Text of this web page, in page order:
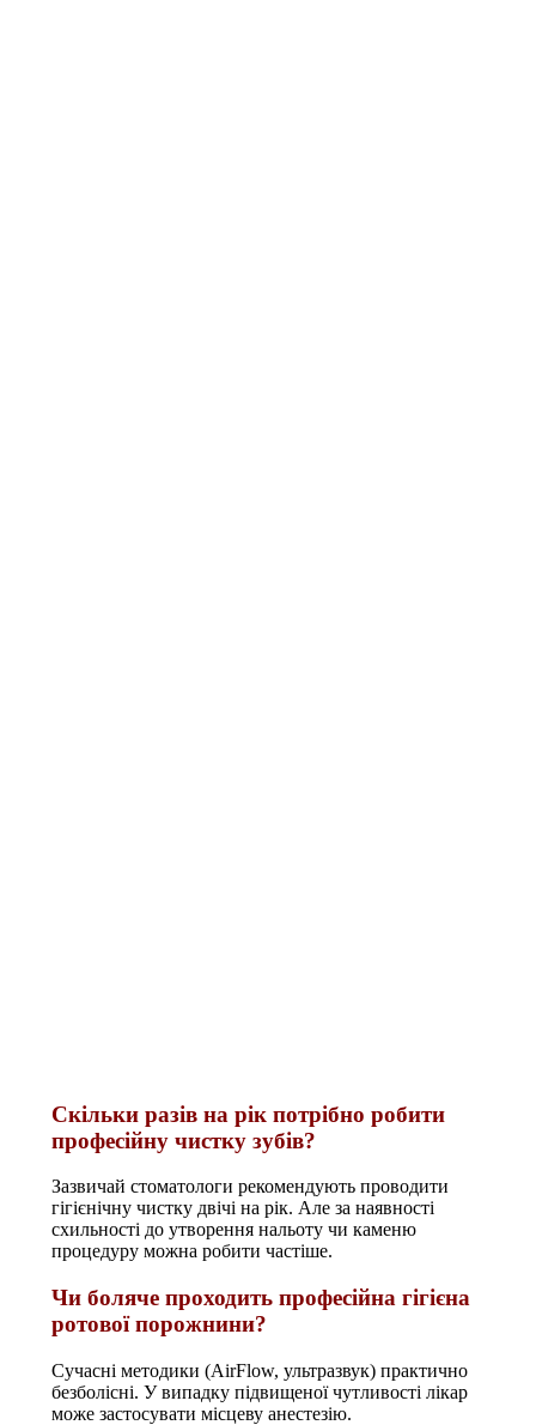
Скільки разів на рік потрібно робити
професійну чистку зубів?
Зазвичай стоматологи рекомендують проводити
гігієнічну чистку двічі на рік. Але за наявності
схильності до утворення нальоту чи каменю
процедуру можна робити частіше.
Чи боляче проходить професійна гігієна
ротової порожнини?
Сучасні методики (AirFlow, ультразвук) практично
безболісні. У випадку підвищеної чутливості лікар
може застосувати місцеву анестезію.